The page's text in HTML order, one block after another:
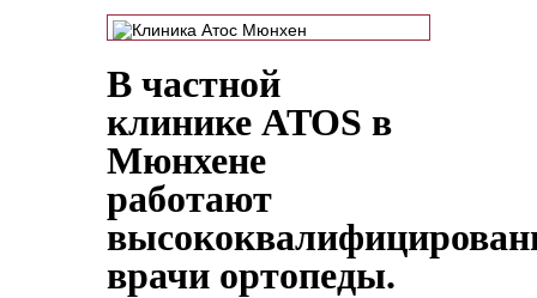
В частной
клинике ATOS в
Мюнхене
работают
врачи ортопеды.